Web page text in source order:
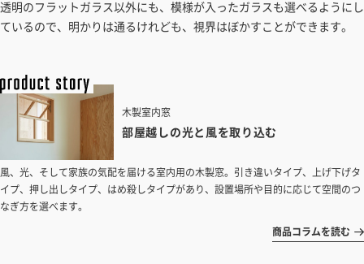
透明のフラットガラス以外にも、模様が入ったガラスも選べるようにし
ているので、明かりは通るけれども、視界はぼかすことができます。
木製室内窓
部屋越しの光と風を取り込む
風、光、そして家族の気配を届ける室内用の木製窓。引き違いタイプ、上げ下げタ
イプ、押し出しタイプ、はめ殺しタイプがあり、設置場所や目的に応じて空間のつ
なぎ方を選べます。
商品コラムを読む